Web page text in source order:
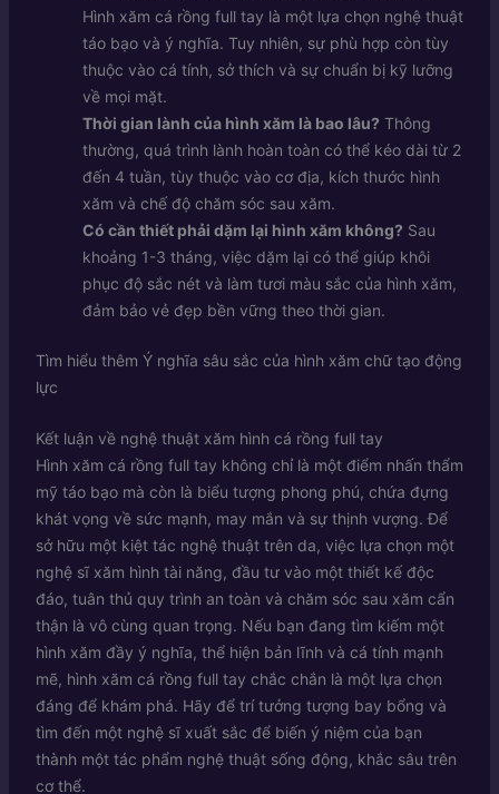
Hình xăm cá rồng full tay là một lựa chọn nghệ thuật
táo bạo và ý nghĩa. Tuy nhiên, sự phù hợp còn tùy
thuộc vào cá tính, sở thích và sự chuẩn bị kỹ lưỡng
về mọi mặt.
Thời gian lành của hình xăm là bao lâu? Thông
thường, quá trình lành hoàn toàn có thể kéo dài từ 2
đến 4 tuần, tùy thuộc vào cơ địa, kích thước hình
xăm và chế độ chăm sóc sau xăm.
Có cần thiết phải dặm lại hình xăm không? Sau
khoảng 1-3 tháng, việc dặm lại có thể giúp khôi
phục độ sắc nét và làm tươi màu sắc của hình xăm,
đảm bảo vẻ đẹp bền vững theo thời gian.
Tìm hiểu thêm Ý nghĩa sâu sắc của hình xăm chữ tạo động
lực
Kết luận về nghệ thuật xăm hình cá rồng full tay
Hình xăm cá rồng full tay không chỉ là một điểm nhấn thẩm
mỹ táo bạo mà còn là biểu tượng phong phú, chứa đựng
khát vọng về sức mạnh, may mắn và sự thịnh vượng. Để
sở hữu một kiệt tác nghệ thuật trên da, việc lựa chọn một
nghệ sĩ xăm hình tài năng, đầu tư vào một thiết kế độc
đáo, tuân thủ quy trình an toàn và chăm sóc sau xăm cẩn
thận là vô cùng quan trọng. Nếu bạn đang tìm kiếm một
hình xăm đầy ý nghĩa, thể hiện bản lĩnh và cá tính mạnh
mẽ, hình xăm cá rồng full tay chắc chắn là một lựa chọn
đáng để khám phá. Hãy để trí tưởng tượng bay bổng và
tìm đến một nghệ sĩ xuất sắc để biến ý niệm của bạn
thành một tác phẩm nghệ thuật sống động, khắc sâu trên
cơ thể.